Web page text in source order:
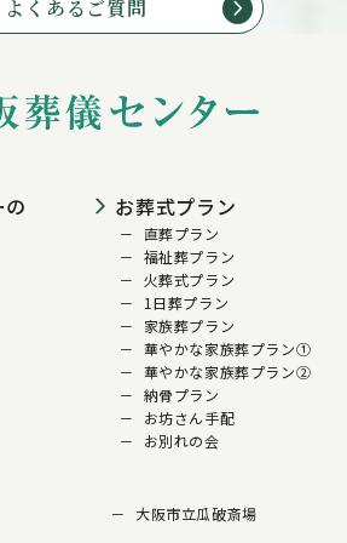
よくあるご質問
お葬式プラン
直葬プラン
福祉葬プラン
火葬式プラン
1日葬プラン
家族葬プラン
華やかな家族葬プラン①
華やかな家族葬プラン②
納骨プラン
お坊さん手配
お別れの会
大阪市立瓜破斎場